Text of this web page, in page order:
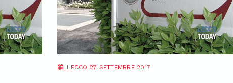
LECCO 27 SETTEMBRE 2017